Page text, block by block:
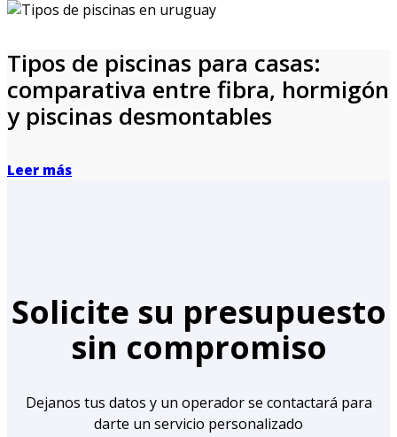
Tipos de piscinas para casas:
comparativa entre fibra, hormigón
y piscinas desmontables
Leer más
Solicite su presupuesto
sin compromiso
Dejanos tus datos y un operador se contactará para
darte un servicio personalizado